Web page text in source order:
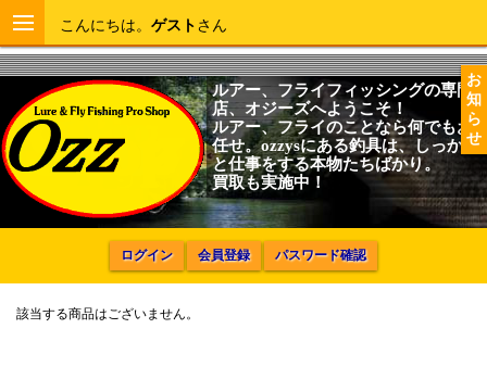
お
知
ら
せ
こんにちは。 ゲスト さん
ルアー、フライフィッシングの専門
店、オジーズへようこそ！
ルアー、フライのことなら何でもお
任せ。ozzysにある釣具は、しっかり
と仕事をする本物たちばかり。
買取も実施中！
ログイン 会員登録 パスワード確認
該当する商品はございません。